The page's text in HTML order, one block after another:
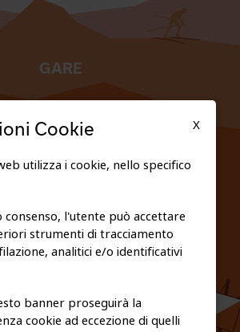
GARE
E COOKIE POLICY
X
Cookie
utilizza i cookie, nello specifico
l'utente può accettare
strumenti di tracciamento
analitici e/o identificativi
banner proseguirà la
cookie ad eccezione di quelli